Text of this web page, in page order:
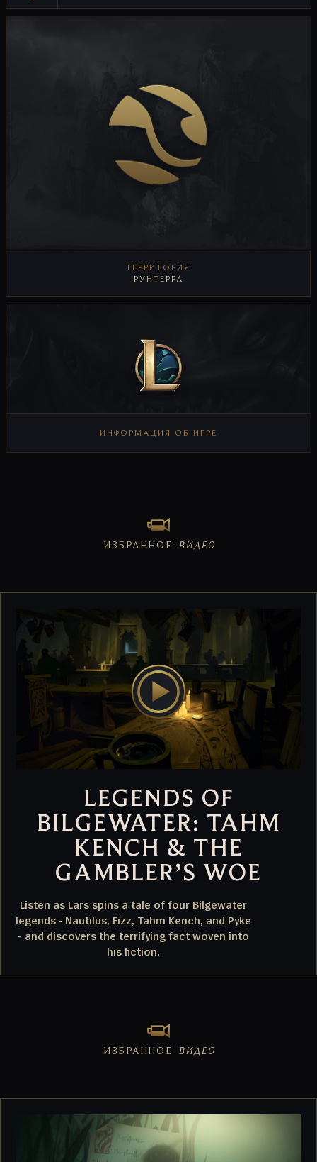
ТЕРРИТОРИЯ
РУНТЕРРА
ИНФОРМАЦИЯ ОБ ИГРЕ
ИЗБРАННОЕ ВИДЕО
LEGENDS OF
BILGEWATER: TAHM
KENCH & THE
GAMBLER’S WOE
Listen as Lars spins a tale of four Bilgewater
legends - Nautilus, Fizz, Tahm Kench, and Pyke
- and discovers the terrifying fact woven into
his fiction.
ИЗБРАННОЕ ВИДЕО